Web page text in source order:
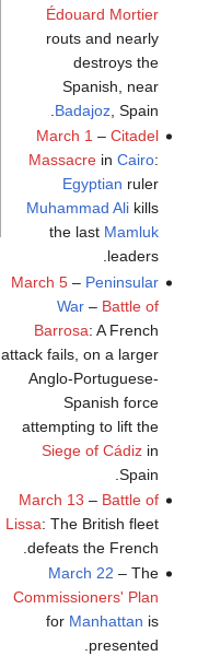
Édouard Mortier
routs and nearly
destroys the
Spanish, near
Badajoz, Spain.
March 1 – Citadel
Massacrein Cairo:
Egyptian ruler
Muhammad Alikills
the last Mamluk
leaders.
March 5– Peninsular
War– Battle of
Barrosa: A French
attack fails, on a larger
Anglo-Portuguese-
Spanish force
attempting to lift the
Siege of Cádizin
Spain.
March 13 – Battle of
Lissa: The British fleet
defeats the French.
March 22 – The
Commissioners' Plan
for Manhattan is
presented.